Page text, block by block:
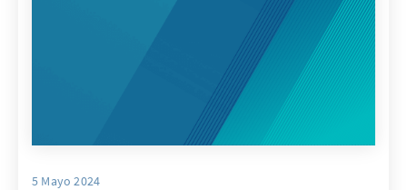
5 Mayo 2024